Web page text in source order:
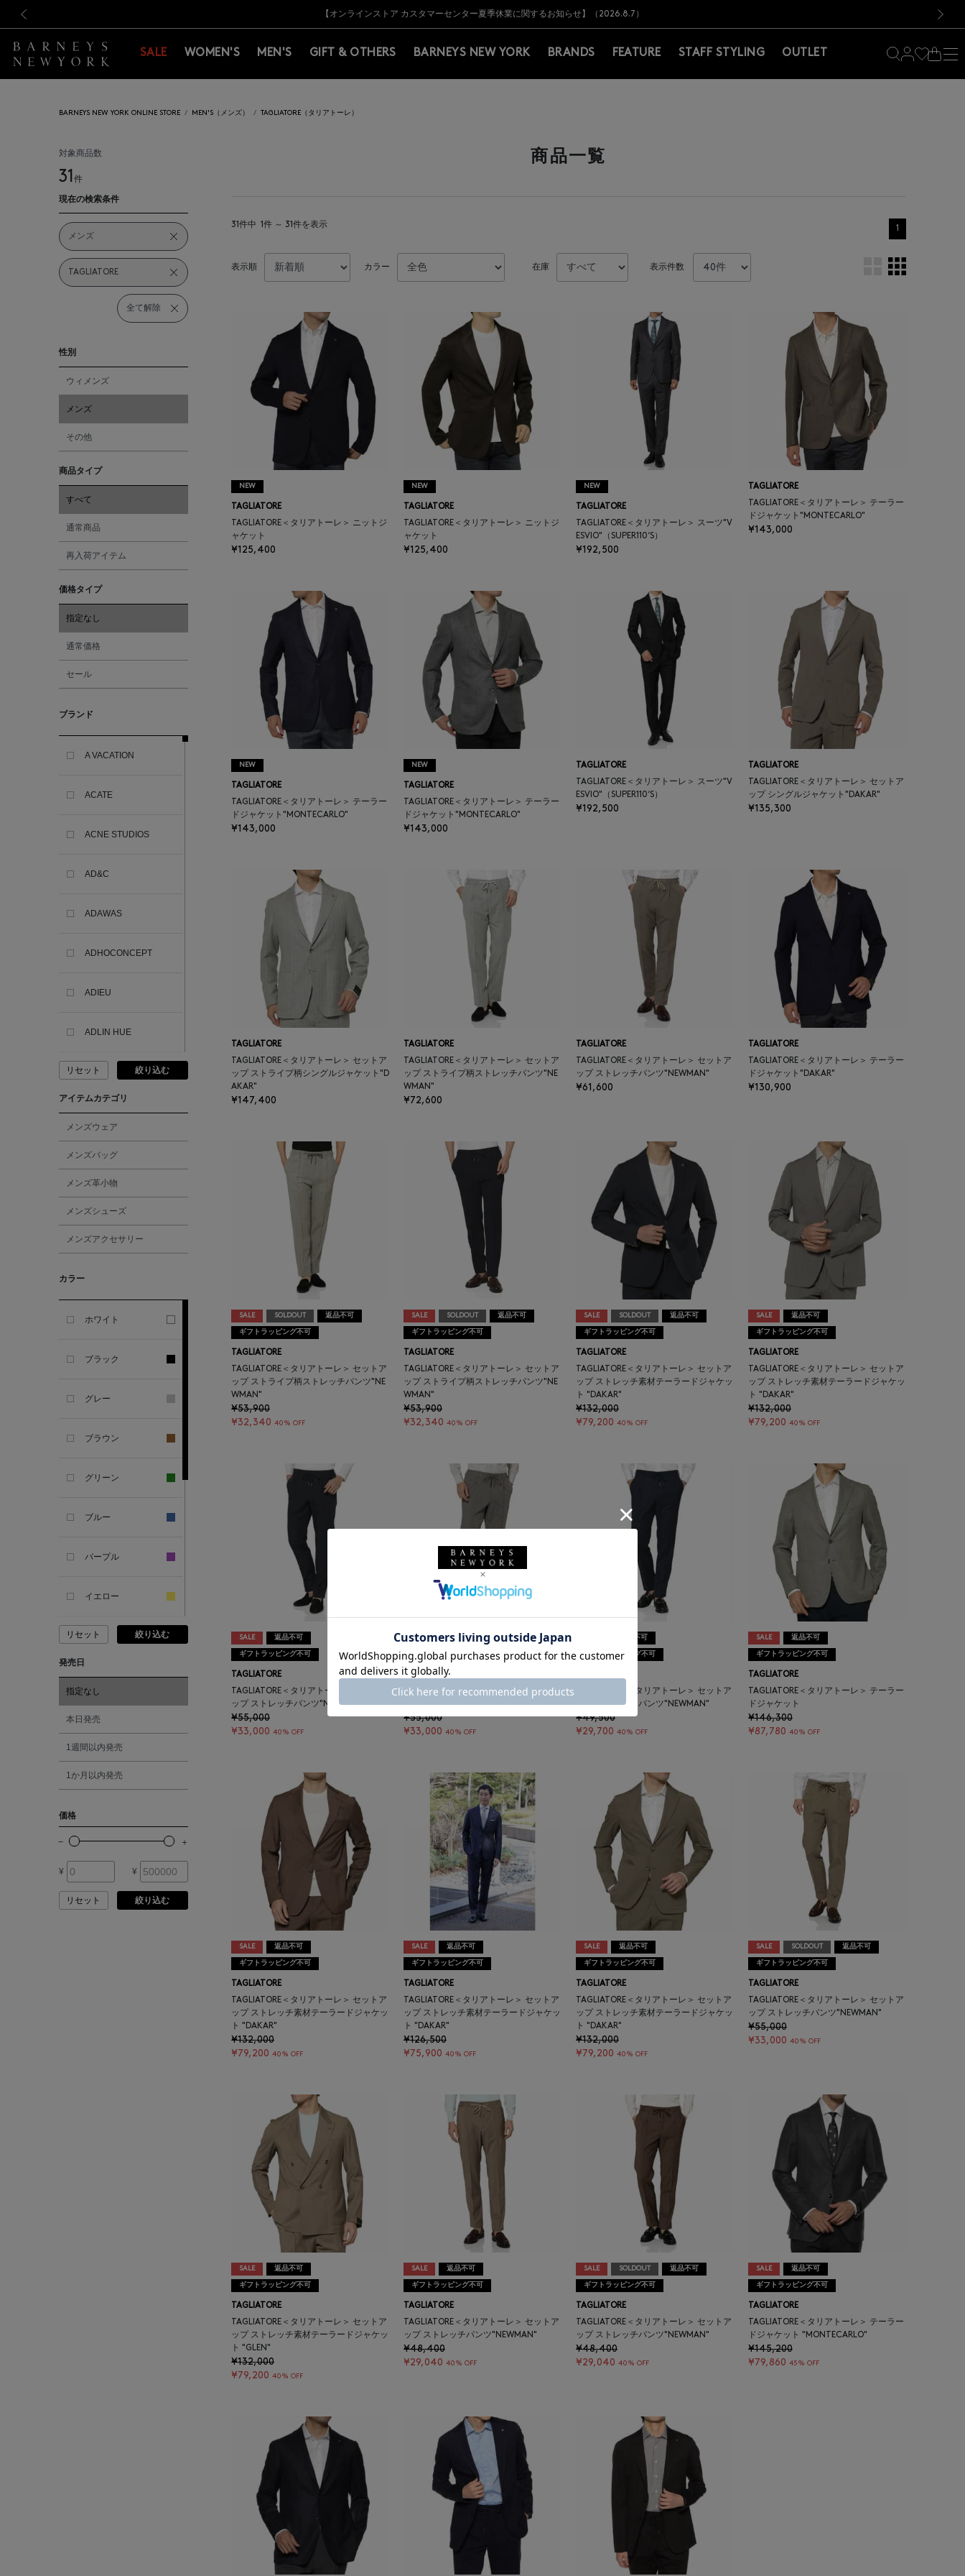
新規登録のお客様も対象！＜MY BARNEYS＞会員のお客様は11,000円（税込）以上のお買上げで常時送料無料！お買い物の際は会員登録を！
【夏季休業に伴う出荷一時停止のお知らせ】(2026.8.7)
【オンラインストア カスタマーセンター夏季休業に関するお知らせ】（2026.8.7）
【夏季休業に伴う返品・交換承り一時停止のお知らせ】（2026.8.5）
熊本県を中心とした地震の影響によるお荷物のお届けについて
【開催中】SUMMER SALEのご案内・ご注意事項
新規登録のお客様も対象！＜MY BARNEYS＞会員のお客様は11,000円（税込）以上のお買上げで常時送料無料！お買い物の際は会員登録を！
【夏季休業に伴う出荷一時停止のお知らせ】(2026.8.7)
SALE WOMEN'S MEN'S GIFT & OTHERS BARNEYS NEW YORK BRANDS FEATURE STAFF STYLING OUTLET
BARNEYS NEW YORK ONLINE STORE MEN'S（メンズ） TAGLIATORE（タリアトーレ）
対象商品数
31件
現在の検索条件
メンズ
TAGLIATORE
全て解除
性別
ウィメンズ
メンズ
その他
商品タイプ
すべて
通常商品
再入荷アイテム
価格タイプ
指定なし
通常価格
セール
ブランド
A VACATION
ACATE
ACNE STUDIOS
AD&C
ADAWAS
ADHOCONCEPT
ADIEU
ADLIN HUE
ADVISORY BOARD
AESOP
ALBERT THURSTON
ANDERSONS
ANYA HINDMARCH
ARCS LONDON
ARIANNA
ARMA
ASAUCE MELER
リセット 絞り込む
アイテムカテゴリ
メンズウェア
メンズバッグ
メンズ革小物
メンズシューズ
メンズアクセサリー
カラー
ホワイト
ブラック
グレー
ブラウン
グリーン
ブルー
パープル
イエロー
ピンク
レッド
オレンジ
シルバー
リセット 絞り込む
発売日
指定なし
本日発売
1週間以内発売
1か月以内発売
価格
¥ ¥
リセット 絞り込む
商品一覧
31件中 1件 ～ 31件を表示 1
表示順 カラー 在庫 表示件数
NEW
TAGLIATORE
TAGLIATORE＜タリアトーレ＞ ニットジ
ャケット
¥125,400
NEW
TAGLIATORE
TAGLIATORE＜タリアトーレ＞ ニットジ
ャケット
¥125,400
NEW
TAGLIATORE
TAGLIATORE＜タリアトーレ＞ スーツ"V
ESVIO"（SUPER110‘S）
¥192,500
TAGLIATORE
TAGLIATORE＜タリアトーレ＞ テーラー
ドジャケット"MONTECARLO"
¥143,000
NEW
TAGLIATORE
TAGLIATORE＜タリアトーレ＞ テーラー
ドジャケット"MONTECARLO"
¥143,000
NEW
TAGLIATORE
TAGLIATORE＜タリアトーレ＞ テーラー
ドジャケット"MONTECARLO"
¥143,000
TAGLIATORE
TAGLIATORE＜タリアトーレ＞ スーツ"V
ESVIO"（SUPER110‘S）
¥192,500
TAGLIATORE
TAGLIATORE＜タリアトーレ＞ セットア
ップ シングルジャケット"DAKAR"
¥135,300
TAGLIATORE
TAGLIATORE＜タリアトーレ＞ セットア
ップ ストライプ柄シングルジャケット"D
AKAR"
¥147,400
TAGLIATORE
TAGLIATORE＜タリアトーレ＞ セットア
ップ ストライプ柄ストレッチパンツ"NE
WMAN"
¥72,600
TAGLIATORE
TAGLIATORE＜タリアトーレ＞ セットア
ップ ストレッチパンツ"NEWMAN"
¥61,600
TAGLIATORE
TAGLIATORE＜タリアトーレ＞ テーラー
ドジャケット"DAKAR"
¥130,900
SALE SOLDOUT 返品不可
ギフトラッピング不可
TAGLIATORE
TAGLIATORE＜タリアトーレ＞ セットア
ップ ストライプ柄ストレッチパンツ"NE
WMAN"
¥53,900
¥32,340 40% OFF
SALE SOLDOUT 返品不可
ギフトラッピング不可
TAGLIATORE
TAGLIATORE＜タリアトーレ＞ セットア
ップ ストライプ柄ストレッチパンツ"NE
WMAN"
¥53,900
¥32,340 40% OFF
SALE SOLDOUT 返品不可
ギフトラッピング不可
TAGLIATORE
TAGLIATORE＜タリアトーレ＞ セットア
ップ ストレッチ素材テーラードジャケッ
ト "DAKAR"
¥132,000
¥79,200 40% OFF
SALE 返品不可
ギフトラッピング不可
TAGLIATORE
TAGLIATORE＜タリアトーレ＞ セットア
ップ ストレッチ素材テーラードジャケッ
ト "DAKAR"
¥132,000
¥79,200 40% OFF
SALE 返品不可
ギフトラッピング不可
TAGLIATORE
TAGLIATORE＜タリアトーレ＞ セットア
ップ ストレッチパンツ"NEWMAN"
¥55,000
¥33,000 40% OFF
SALE 返品不可
ギフトラッピング不可
TAGLIATORE
TAGLIATORE＜タリアトーレ＞ セットア
ップ ストレッチパンツ"NEWMAN"
¥55,000
¥33,000 40% OFF
返品不可
ギフトラッピング不可
TAGLIATORE＜タリアトーレ＞ セットア
ップ ストレッチパンツ"NEWMAN"
¥49,500
¥29,700 40% OFF
SALE 返品不可
ギフトラッピング不可
TAGLIATORE
TAGLIATORE＜タリアトーレ＞ テーラー
ドジャケット
¥146,300
¥87,780 40% OFF
SALE 返品不可
ギフトラッピング不可
TAGLIATORE
TAGLIATORE＜タリアトーレ＞ セットア
ップ ストレッチ素材テーラードジャケッ
ト "DAKAR"
¥132,000
¥79,200 40% OFF
SALE 返品不可
ギフトラッピング不可
TAGLIATORE
TAGLIATORE＜タリアトーレ＞ セットア
ップ ストレッチ素材テーラードジャケッ
ト "DAKAR"
¥126,500
¥75,900 40% OFF
SALE 返品不可
ギフトラッピング不可
TAGLIATORE
TAGLIATORE＜タリアトーレ＞ セットア
ップ ストレッチ素材テーラードジャケッ
ト "DAKAR"
¥132,000
¥79,200 40% OFF
SALE SOLDOUT 返品不可
ギフトラッピング不可
TAGLIATORE
TAGLIATORE＜タリアトーレ＞ セットア
ップ ストレッチパンツ"NEWMAN"
¥55,000
¥33,000 40% OFF
SALE 返品不可
ギフトラッピング不可
TAGLIATORE
TAGLIATORE＜タリアトーレ＞ セットア
ップ ストレッチ素材テーラードジャケッ
ト "GLEN"
¥132,000
¥79,200 40% OFF
SALE 返品不可
ギフトラッピング不可
TAGLIATORE
TAGLIATORE＜タリアトーレ＞ セットア
ップ ストレッチパンツ"NEWMAN"
¥48,400
¥29,040 40% OFF
SALE SOLDOUT 返品不可
ギフトラッピング不可
TAGLIATORE
TAGLIATORE＜タリアトーレ＞ セットア
ップ ストレッチパンツ"NEWMAN"
¥48,400
¥29,040 40% OFF
SALE 返品不可
ギフトラッピング不可
TAGLIATORE
TAGLIATORE＜タリアトーレ＞ テーラー
ドジャケット "MONTECARLO"
¥145,200
¥79,860 45% OFF